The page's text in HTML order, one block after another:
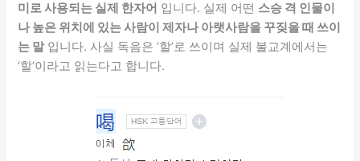
미로 사용되는 실제 한자어 입니다. 실제 어떤 스승 격 인물이
나 높은 위치에 있는 사람이 제자나 아랫사람을 꾸짖을 때 쓰이
는 말입니다. 사실 독음은 ‘할’로 쓰이며 실제 불교계에서는
‘할’이라고 읽는다고 합니다.